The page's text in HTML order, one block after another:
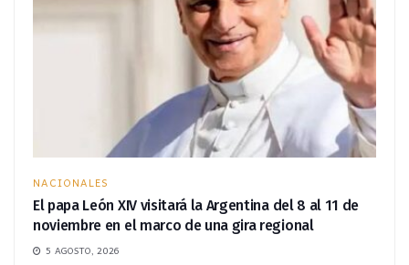
NACIONALES
El papa León XIV visitará la Argentina del 8 al 11 de
noviembre en el marco de una gira regional
5 AGOSTO, 2026